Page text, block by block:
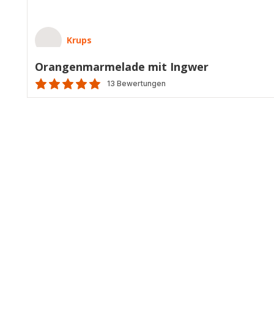
Krups
Orangenmarmelade mit Ingwer
ratings.4.8
13 Bewertungen